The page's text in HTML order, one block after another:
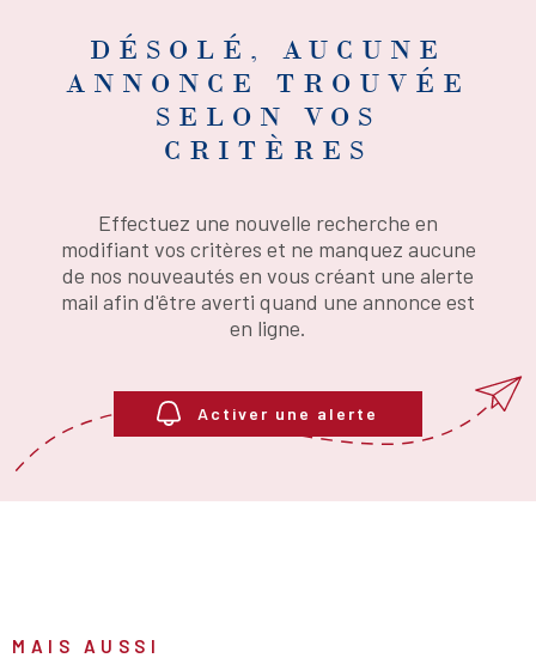
DÉSOLÉ, AUCUNE
ANNONCE TROUVÉE
SELON VOS
CRITÈRES
Effectuez une nouvelle recherche en
modifiant vos critères et ne manquez aucune
de nos nouveautés en vous créant une alerte
mail afin d'être averti quand une annonce est
en ligne.
Activer une alerte
MAIS AUSSI
PIÈCES PLUS DE CRITÈRES
RECHERCHER